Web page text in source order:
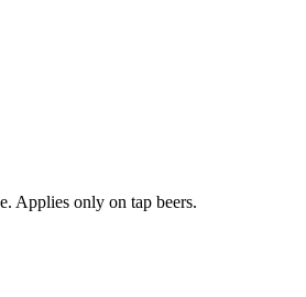
Applies only on tap beers.